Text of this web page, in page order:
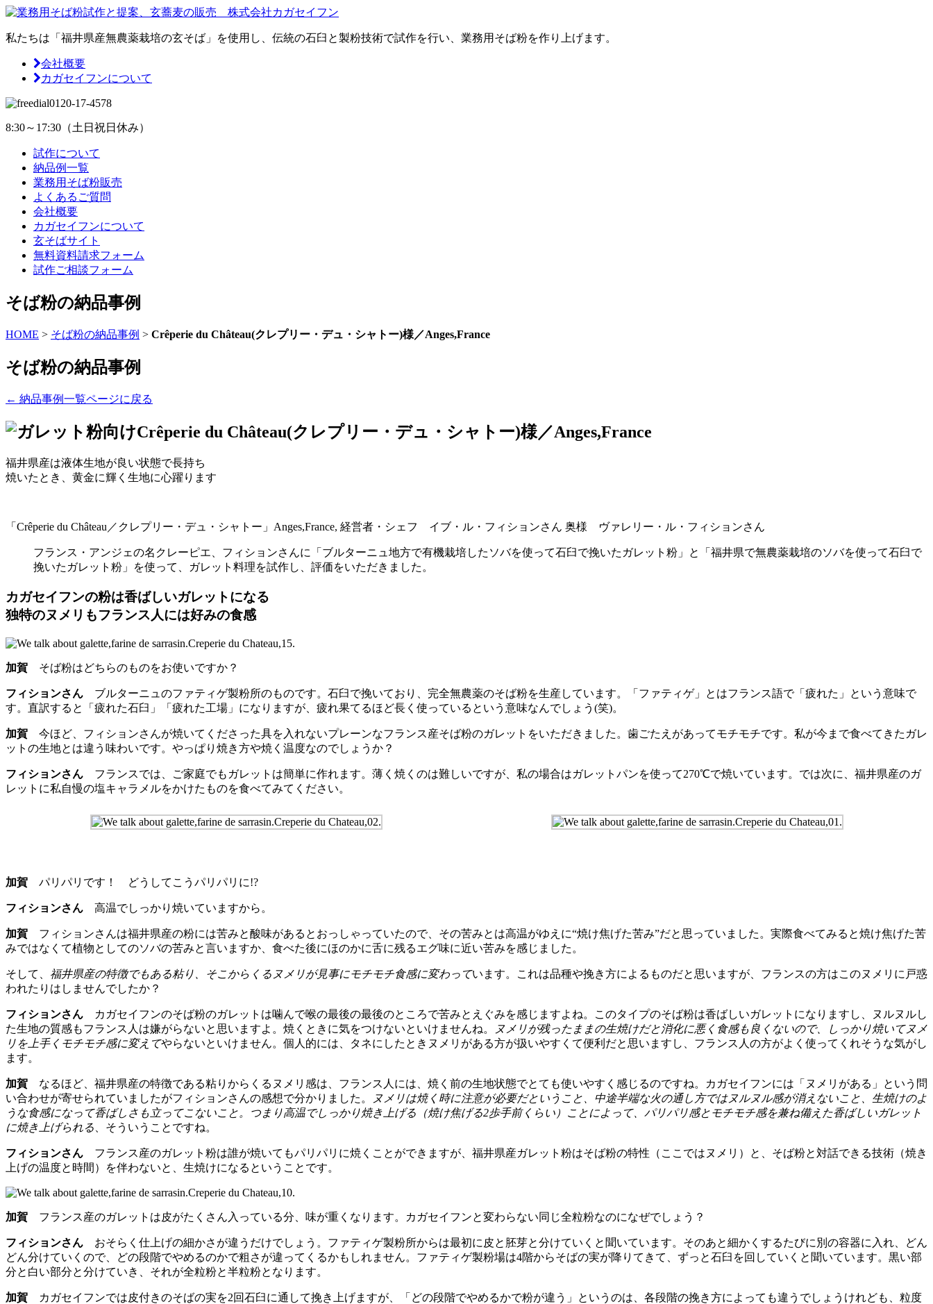
私たちは「福井県産無農薬栽培の玄そば」を使用し、伝統の石臼と製粉技術で試作を行い、 業務用そば粉を作り上げます。
会社概要
カガセイフンについて
0120-17-4578
8:30～17:30（土日祝日休み）
試作について
納品例一覧
業務用そば粉販売
よくあるご質問
会社概要
カガセイフンについて
玄そばサイト
無料資料請求フォーム
試作ご相談フォーム
そば粉の納品事例
HOME > そば粉の納品事例 > Crêperie du Château(クレプリー・デュ・シャトー)様／Anges,France
そば粉の納品事例
← 納品事例一覧ページに戻る
Crêperie du Château(クレプリー・デュ・シャトー)様／Anges,France
福井県産は液体生地が良い状態で長持ち
焼いたとき、黄金に輝く生地に心躍ります
「Crêperie du Château／クレプリー・デュ・シャトー」Anges,France, 経営者・シェフ イブ・ル・フィションさん 奥様 ヴァレリー・ル・フィションさん
フランス・アンジェの名クレーピエ、フィションさんに「ブルターニュ地方で有機栽培したソバを使って石臼で挽いたガレット粉」と「福井県で無農薬栽培のソバを使って石臼で
挽いたガレット粉」を使って、ガレット料理を試作し、評価をいただきました。
カガセイフンの粉は香ばしいガレットになる
独特のヌメリもフランス人には好みの食感
加賀 そば粉はどちらのものをお使いですか？
フィションさん ブルターニュのファティゲ製粉所のものです。石臼で挽いており、完全無農薬のそば粉を生産しています。「ファティゲ」とはフランス語で「疲れた」という意味で
す。直訳すると「疲れた石臼」「疲れた工場」になりますが、疲れ果てるほど長く使っているという意味なんでしょう(笑)。
加賀 今ほど、フィションさんが焼いてくださった具を入れないプレーンなフランス産そば粉のガレットをいただきました。歯ごたえがあってモチモチです。私が今まで食べてきたガレ
ットの生地とは違う味わいです。やっぱり焼き方や焼く温度なのでしょうか？
フィションさん フランスでは、ご家庭でもガレットは簡単に作れます。薄く焼くのは難しいですが、私の場合はガレットパンを使って270℃で焼いています。では次に、福井県産のガ
レットに私自慢の塩キャラメルをかけたものを食べてみてください。
加賀 パリパリです！ どうしてこうパリパリに!?
フィションさん 高温でしっかり焼いていますから。
加賀 フィションさんは福井県産の粉には苦みと酸味があるとおっしゃっていたので、その苦みとは高温がゆえに“焼け焦げた苦み”だと思っていました。実際食べてみると焼け焦げた苦
みではなくて植物としてのソバの苦みと言いますか、食べた後にほのかに舌に残るエグ味に近い苦みを感じました。
そして、 福井県産の特徴でもある粘り、そこからくるヌメリが見事にモチモチ食感に変わっています。これは品種や挽き方によるものだと思いますが、フランスの方はこのヌメリに戸惑
われたりはしませんでしたか？
フィションさん カガセイフンのそば粉のガレットは噛んで喉の最後の最後のところで苦みとえぐみを感じますよね。このタイプのそば粉は香ばしいガレットになりますし、ヌルヌルし
た生地の質感もフランス人は嫌がらないと思いますよ。焼くときに気をつけないといけませんね。
ヌメリが残ったままの生焼けだと消化に悪く食感も良くないので、しっかり焼いてヌメ
リを上手くモチモチ感に変えてやらないといけません。個人的には、タネにしたときヌメリがある方が扱いやすくて便利だと思いますし、フランス人の方がよく使ってくれそうな気がし
ます。
加賀 なるほど、福井県産の特徴である粘りからくるヌメリ感は、フランス人には、焼く前の生地状態でとても使いやすく感じるのですね。カガセイフンには「ヌメリがある」という問
い合わせが寄せられていましたがフィションさんの感想で分かりました。
ヌメリは焼く時に注意が必要だということ、中途半端な火の通し方ではヌルヌル感が消えないこと、生焼けのよ
うな食感になって香ばしさも立ってこないこと。つまり高温でしっかり焼き上げる（焼け焦げる2歩手前くらい）ことによって、パリパリ感とモチモチ感を兼ね備えた香ばしいガレット
に焼き上げられる 、そういうことですね。
フィションさん フランス産のガレット粉は誰が焼いてもパリパリに焼くことができますが、福井県産ガレット粉はそば粉の特性（ここではヌメリ）と、そば粉と対話できる技術（焼き
上げの温度と時間）を伴わないと、生焼けになるということです。
加賀 フランス産のガレットは皮がたくさん入っている分、味が重くなります。カガセイフンと変わらない同じ全粒粉なのになぜでしょう？
フィションさん おそらく仕上げの細かさが違うだけでしょう。ファティゲ製粉所からは最初に皮と胚芽と分けていくと聞いています。そのあと細かくするたびに別の容器に入れ、どん
どん分けていくので、どの段階でやめるのかで粗さが違ってくるかもしれません。ファティゲ製粉場は4階からそばの実が降りてきて、ずっと石臼を回していくと聞いています。黒い部
分と白い部分と分けていき、それが全粒粉と半粒粉となります。
加賀 カガセイフンでは皮付きのそばの実を2回石臼に通して挽き上げますが、「どの段階でやめるかで粉が違う」というのは、各段階の挽き方によっても違うでしょうけれども、粒度